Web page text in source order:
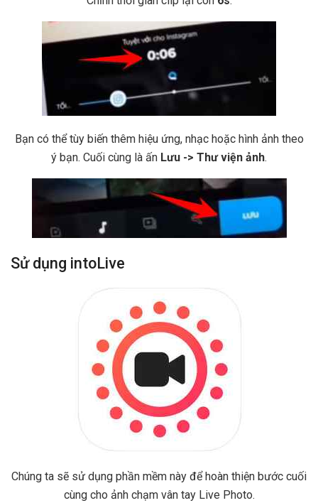
Bạn có thể tùy biến thêm hiệu ứng, nhạc hoặc hình ảnh theo
ý bạn. Cuối cùng là ấn Lưu -> Thư viện ảnh.
Sử dụng intoLive
Chúng ta sẽ sử dụng phần mềm này để hoàn thiện bước cuối
cùng cho ảnh chạm vân tay Live Photo.